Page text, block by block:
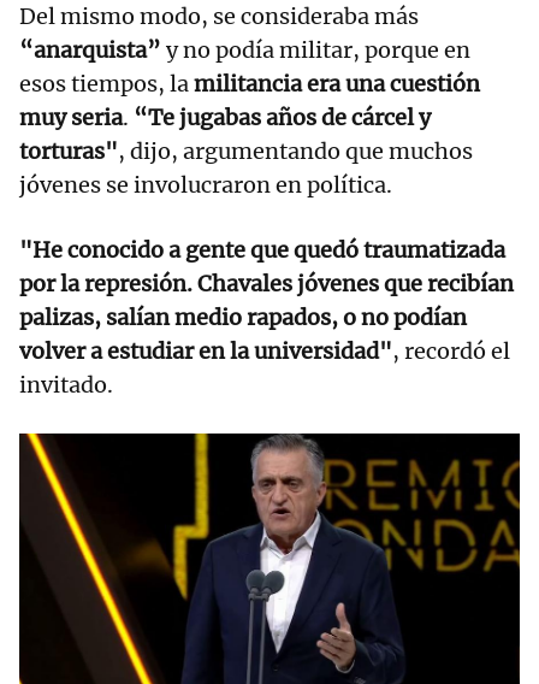
Del mismo modo, se consideraba más
“anarquista” y no podía militar, porque en
esos tiempos, lamilitancia era una cuestión
muy seria. “Te jugabas años de cárcel y
torturas", dijo, argumentando que muchos
jóvenes se involucraron en política.
"He conocido a gente que quedó traumatizada
por la represión. Chavales jóvenes que recibían
palizas, salían medio rapados, o no podían
volver a estudiar en la universidad", recordó el
invitado.